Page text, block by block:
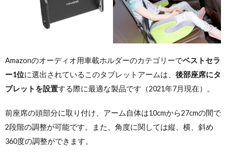
Amazonのオーディオ用車載ホルダーのカテゴリーでベストセラ
ー1位に選出されているこのタブレットアームは、 後部座席にタ
ブレットを設置する際に最適な製品です（2021年7月現在）。
前座席の頭部分に取り付け、アーム自体は10cmから27cmの間で
2段階の調整が可能です。また、角度に関しては縦、横、斜め
360度の調整ができます。